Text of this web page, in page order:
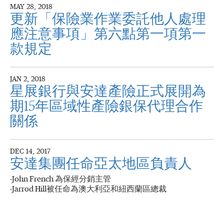
MAY 28, 2018
更新「保險業作業委託他人處理
應注意事項」第六點第一項第一
款規定
JAN 2, 2018
星展銀行與安達產險正式展開為
期15年區域性產險銀保代理合作
關係
DEC 14, 2017
安達集團任命亞太地區負責人
-John French 為保經分銷主管
-Jarrod Hill被任命為澳大利亞和紐西蘭區總裁